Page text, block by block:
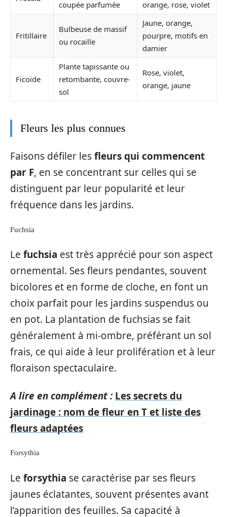
coupée parfumée orange, rose, violet
Fritillaire
Bulbeuse de massif
ou rocaille
Jaune, orange,
pourpre, motifs en
damier
Ficoïde
Plante tapissante ou
retombante, couvre-
sol
Rose, violet,
orange, jaune
Fleurs les plus connues
Faisons défiler lesfleurs qui commencent
par F, en se concentrant sur celles qui se
distinguent par leur popularité et leur
fréquence dans les jardins.
Fuchsia
Le fuchsia est très apprécié pour son aspect
ornemental. Ses fleurs pendantes, souvent
bicolores et en forme de cloche, en font un
choix parfait pour les jardins suspendus ou
en pot. La plantation de fuchsias se fait
généralement à mi-ombre, préférant un sol
frais, ce qui aide à leur prolifération et à leur
floraison spectaculaire.
A lire en complément : Les secrets du
jardinage : nom de fleur en T et liste des
fleurs adaptées
Forsythia
Le forsythia se caractérise par ses fleurs
jaunes éclatantes, souvent présentes avant
l’apparition des feuilles. Sa capacité à